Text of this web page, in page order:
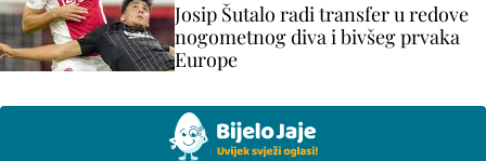
Josip Šutalo radi transfer u redove
nogometnog diva i bivšeg prvaka
Europe